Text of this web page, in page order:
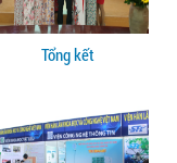
Tổng kết